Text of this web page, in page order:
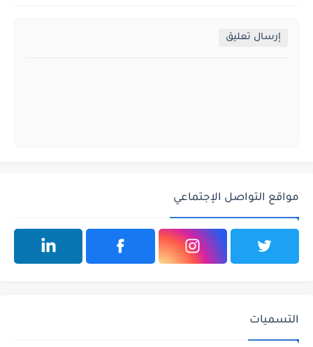
إرسال تعليق
مواقع التواصل الإجتماعي
التسميات